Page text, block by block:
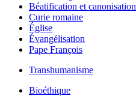
Béatification et canonisation
Curie romaine
Église
Évangélisation
Pape François
Transhumanisme
Bioéthique